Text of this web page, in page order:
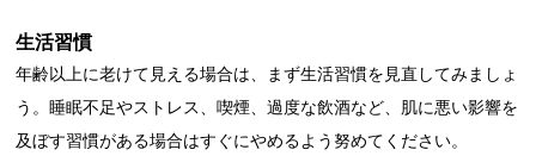
生活習慣
年齢以上に老けて見える場合は、まず生活習慣を見直してみましょ
う。睡眠不足やストレス、喫煙、過度な飲酒など、肌に悪い影響を
及ぼす習慣がある場合はすぐにやめるよう努めてください。